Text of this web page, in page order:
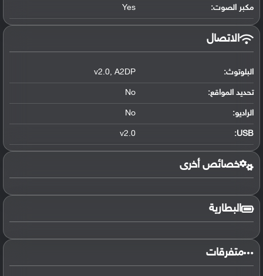
مكبر الصوت: Yes
الاتصال
البلوتوث:
v2.0, A2DP
تحديد المواقع:
No
الراديو: No
USB
:
v2.0
خصائص أخرى
البطارية
متفرقات